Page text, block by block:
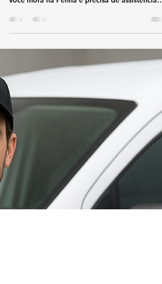
koz aquecedores
Conserto e Assistência
Aquecedor Lorenzetti Penha
TEL 21 987129298 📞 Telefone / WhatsApp: (21)
98712‑9298🌐 Site: kozaquecedores.com.br Se
você mora na Penha e precisa de assistência
técnica Lorenzetti, a KOZ Aquecedores é a
escolha certa. Nossa equipe realiza conserto,
instalação e manutenção de aquecedores
Lorenzetti com rapidez, segurança e garantia
qualidade. 🔧 Serviços especializados em